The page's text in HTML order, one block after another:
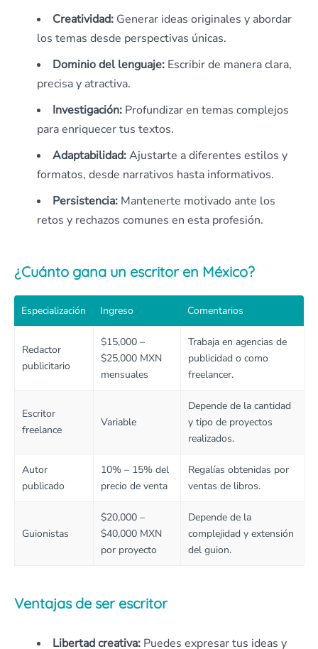
Creatividad: Generar ideas originales y abordar
los temas desde perspectivas únicas.
Dominio del lenguaje: Escribir de manera clara,
precisa y atractiva.
Investigación: Profundizar en temas complejos
para enriquecer tus textos.
Adaptabilidad:Ajustarte a diferentes estilos y
formatos, desde narrativos hasta informativos.
Persistencia: Mantenerte motivado ante los
retos y rechazos comunes en esta profesión.
¿Cuánto gana un escritor en México?
Especialización Ingreso Comentarios
Redactor
publicitario
$15,000 –
$25,000 MXN
mensuales
Trabaja en agencias de
publicidad o como
freelancer.
Escritor
freelance
Variable
Depende de la cantidad
y tipo de proyectos
realizados.
Autor
publicado
10% – 15% del
precio de venta
Regalías obtenidas por
ventas de libros.
Guionistas
$20,000 –
$40,000 MXN
por proyecto
Depende de la
complejidad y extensión
del guion.
Ventajas de ser escritor
Libertad creativa: Puedes expresar tus ideas y